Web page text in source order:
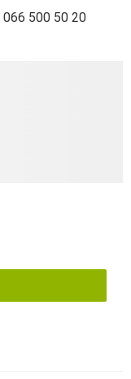
066 500 50 20